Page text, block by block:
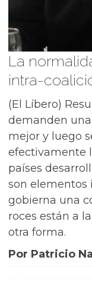
La
intra-
(El Líbero)
demanden
mejor y luego
efectivamente
países
son elementos
gobierna una
roces están a
otra forma.
Por Patricio